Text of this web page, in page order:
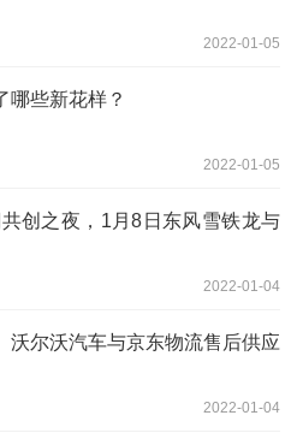
2022-01-05
哪些新花样？
2022-01-05
创之夜，1月8日东风雪铁龙与
2022-01-04
沃尔沃汽车与京东物流售后供应
2022-01-04